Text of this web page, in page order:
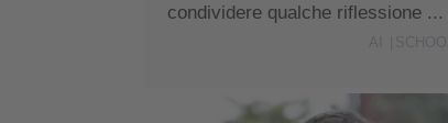
condividere qualche riflessione ...